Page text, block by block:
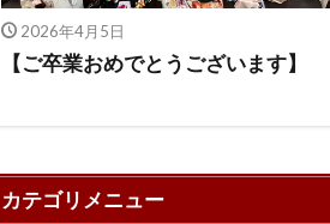
2026年4月5日
【ご卒業おめでとうございます】
カテゴリメニュー